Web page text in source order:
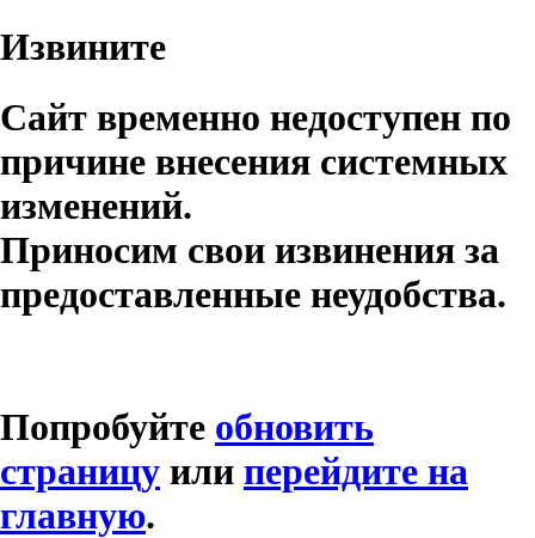
Извините
Сайт временно недоступен по
причине внесения системных
изменений.
Приносим свои извинения за
предоставленные неудобства.
Попробуйте обновить
страницу или перейдите на
главную.